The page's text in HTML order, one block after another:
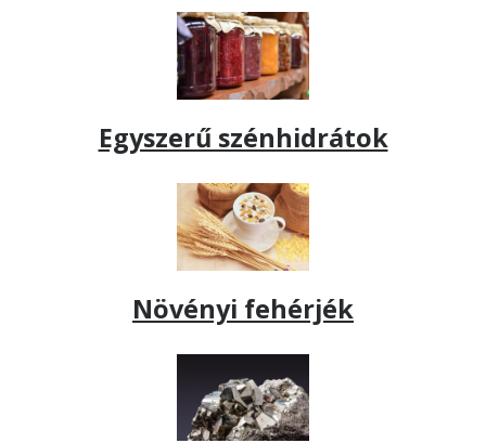
Egyszerű szénhidrátok
Növényi fehérjék